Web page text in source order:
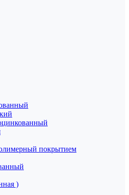
покрытием
)